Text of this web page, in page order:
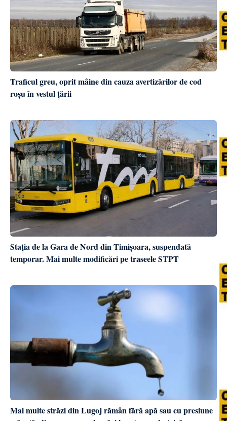
Traficul greu, oprit mâine din cauza avertizărilor de cod
roșu în vestul țării
Stația de la Gara de Nord din Timișoara, suspendată
temporar. Mai multe modificări pe traseele STPT
Mai multe străzi din Lugoj rămân fără apă sau cu presiune